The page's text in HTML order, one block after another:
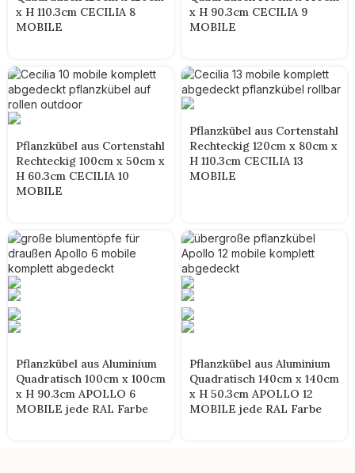
x H 110.3cm CECILIA 8
MOBILE
x H 90.3cm CECILIA 9
MOBILE
Pflanzkübel aus Cortenstahl
Rechteckig 100cm x 50cm x
H 60.3cm CECILIA 10
MOBILE
Pflanzkübel aus Cortenstahl
Rechteckig 120cm x 80cm x
H 110.3cm CECILIA 13
MOBILE
Pflanzkübel aus Aluminium
Quadratisch 100cm x 100cm
x H 90.3cm APOLLO 6
MOBILE jede RAL Farbe
Pflanzkübel aus Aluminium
Quadratisch 140cm x 140cm
x H 50.3cm APOLLO 12
MOBILE jede RAL Farbe